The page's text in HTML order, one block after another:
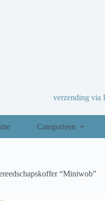
verzending via
Categorieen
“Miniwob”